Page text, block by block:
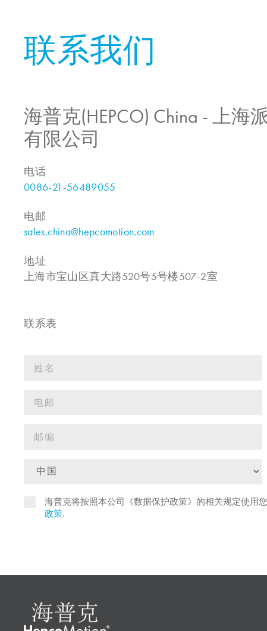
联系我们
海普克(HEPCO) China - 上海
有限公司
电话
0086-21-56489055
电邮
sales.china@hepcomotion.com
地址
上海市宝山区真大路520号5号楼507-2室
联系表
海普克将按照本公司《数据保护政策》的相关规定使用
政策.